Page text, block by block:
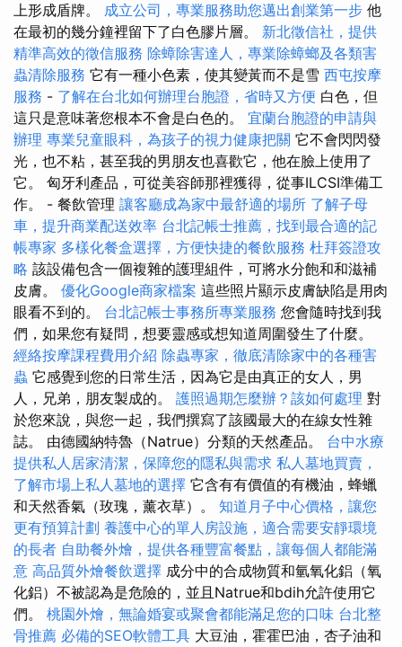
上形成盾牌。 成立公司，專業服務助您邁出創業第一步 他
在最初的幾分鐘裡留下了白色膠片層。 新北徵信社，提供
精準高效的徵信服務 除蟑除害達人，專業除蟑螂及各類害
蟲清除服務 它有一種小色素，使其變黃而不是雪 西屯按摩
服務 - 了解在台北如何辦理台胞證，省時又方便 白色，但
這只是意味著您根本不會是白色的。 宜蘭台胞證的申請與
辦理 專業兒童眼科，為孩子的視力健康把關 它不會閃閃發
光，也不粘，甚至我的男朋友也喜歡它，他在臉上使用了
它。 匈牙利產品，可從美容師那裡獲得，從事ILCSI準備工
作。 - 餐飲管理 讓客廳成為家中最舒適的場所 了解子母
車，提升商業配送效率 台北記帳士推薦，找到最合適的記
帳專家 多樣化餐盒選擇，方便快捷的餐飲服務 杜拜簽證攻
略 該設備包含一個複雜的護理組件，可將水分飽和和滋補
皮膚。 優化Google商家檔案 這些照片顯示皮膚缺陷是用肉
眼看不到的。 台北記帳士事務所專業服務 您會隨時找到我
們，如果您有疑問，想要靈感或想知道周圍發生了什麼。
經絡按摩課程費用介紹 除蟲專家，徹底清除家中的各種害
蟲 它感覺到您的日常生活，因為它是由真正的女人，男
人，兄弟，朋友製成的。 護照過期怎麼辦？該如何處理 對
於您來說，與您一起，我們撰寫了該國最大的在線女性雜
誌。 由德國納特魯（Natrue）分類的天然產品。 台中水療
提供私人居家清潔，保障您的隱私與需求 私人墓地買賣，
了解市場上私人墓地的選擇 它含有有價值的有機油，蜂蠟
和天然香氣（玫瑰，薰衣草）。 知道月子中心價格，讓您
更有預算計劃 養護中心的單人房設施，適合需要安靜環境
的長者 自助餐外燴，提供各種豐富餐點，讓每個人都能滿
意 高品質外燴餐飲選擇 成分中的合成物質和氫氧化鋁（氧
化鋁）不被認為是危險的，並且Natrue和bdih允許使用它
們。 桃園外燴，無論婚宴或聚會都能滿足您的口味 台北整
骨推薦 必備的SEO軟體工具 大豆油，霍霍巴油，杏子油和